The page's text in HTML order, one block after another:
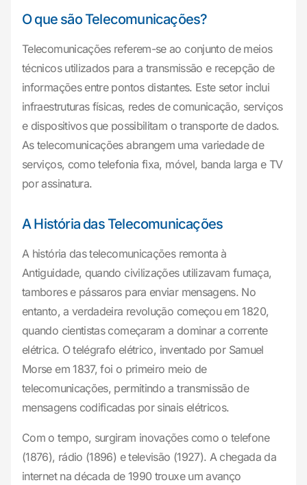
O que são Telecomunicações?
Telecomunicações referem-se ao conjunto de meios
técnicos utilizados para a transmissão e recepção de
informações entre pontos distantes. Este setor inclui
infraestruturas físicas, redes de comunicação, serviços
e dispositivos que possibilitam o transporte de dados.
As telecomunicações abrangem uma variedade de
serviços, como telefonia fixa, móvel, banda larga e TV
por assinatura.
A História das Telecomunicações
A história das telecomunicações remonta à
Antiguidade, quando civilizações utilizavam fumaça,
tambores e pássaros para enviar mensagens. No
entanto, a verdadeira revolução começou em 1820,
quando cientistas começaram a dominar a corrente
elétrica. O telégrafo elétrico, inventado por Samuel
Morse em 1837, foi o primeiro meio de
telecomunicações, permitindo a transmissão de
mensagens codificadas por sinais elétricos.
Com o tempo, surgiram inovações como o telefone
(1876), rádio (1896) e televisão (1927). A chegada da
internet na década de 1990 trouxe um avanço